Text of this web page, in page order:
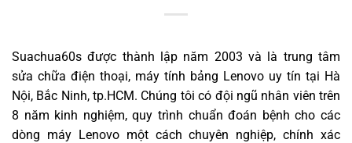
Suachua60s được thành lập năm 2003 và là trung tâm
sửa chữa điện thoại, máy tính bảng Lenovo uy tín tại Hà
Nội, Bắc Ninh, tp.HCM. Chúng tôi có đội ngũ nhân viên trên
8 năm kinh nghiệm, quy trình chuẩn đoán bệnh cho các
dòng máy Lenovo một cách chuyên nghiệp, chính xác